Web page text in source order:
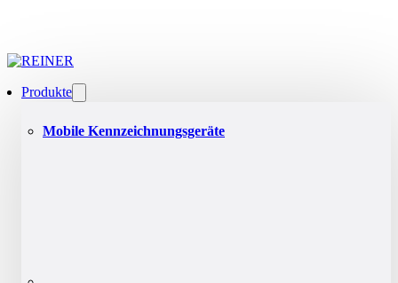
Produkte
Mobile Kennzeichnungsgeräte